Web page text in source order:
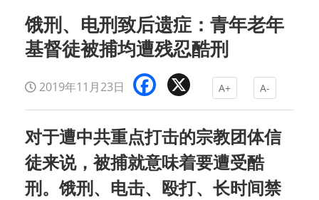
饿刑、电刑致后遗症：青年老年
基督徒被捕均遭残忍酷刑
2019年11月23日 Facebook A+ A-
对于遭中共重点打击的宗教团体信
徒来说，被捕就意味着要遭受酷
刑。饿刑、电击、殴打、长时间禁